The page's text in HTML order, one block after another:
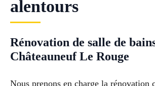
alentours
Rénovation de salle de
Châteauneuf Le Rouge
Nous prenons en charge la rénovation